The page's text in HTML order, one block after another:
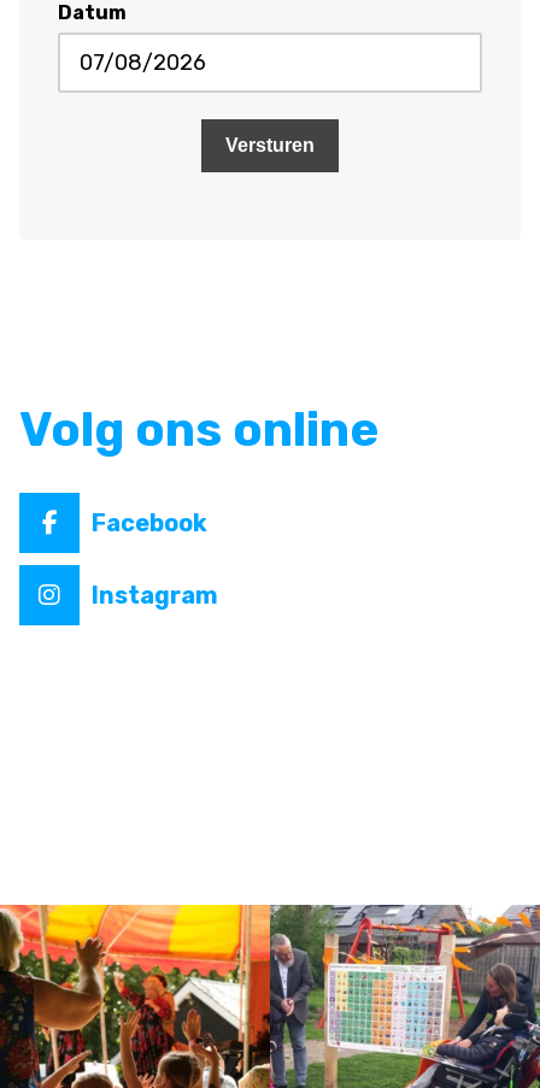
Datum
DD
slash
Volg ons online
Facebook
Instagram